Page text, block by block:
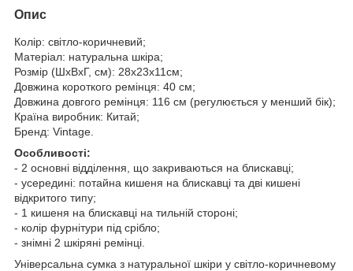
Опис
Колір: світло-коричневий;
Матеріал: натуральна шкіра;
Розмір (ШхВхГ, см): 28х23х11см;
Довжина короткого ремінця: 40 см;
Довжина довгого ремінця: 116 см (регулюється у менший бік);
Країна виробник: Китай;
Бренд: Vintage.
Особливості:
- 2 основні відділення, що закриваються на блискавці;
- усередині: потайна кишеня на блискавці та дві кишені
відкритого типу;
- 1 кишеня на блискавці на тильній стороні;
- колір фурнітури під срібло;
- знімні 2 шкіряні ремінці.
Універсальна сумка з натуральної шкіри у світло-коричневому